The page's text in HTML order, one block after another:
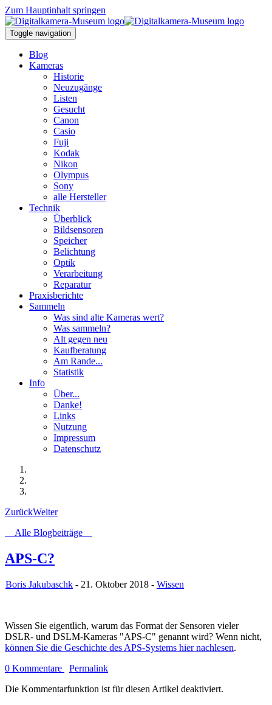
Zum Hauptinhalt springen
Toggle navigation
Blog
Kameras
Historie
Neuzugänge
Listen
Gesucht
Canon
Casio
Fuji
Kodak
Nikon
Olympus
Sony
alle Hersteller
Technik
Überblick
Bildsensoren
Speicher
Belichtung
Optik
Verarbeitung
Reparatur
Praxisberichte
Sammeln
Was sind alte Kameras wert?
Was sammeln?
Alt gegen neu
Kaufberatung
Am Rande...
Statistik
Info
Über...
Danke!
Links
Nutzung
Impressum
Datenschutz
ZurückWeiter
Alle Blogbeiträge
APS-C?
Boris Jakubaschk - 21. Oktober 2018 - Wissen
Wissen Sie eigentlich, warum das Format der Sensoren vieler
DSLR- und DSLM-Kameras "APS-C" genannt wird? Wenn nicht,
können Sie die Geschichte des APS-Systems hier nachlesen.
0 Kommentare
Permalink
Die Kommentarfunktion ist für diesen Artikel deaktiviert.